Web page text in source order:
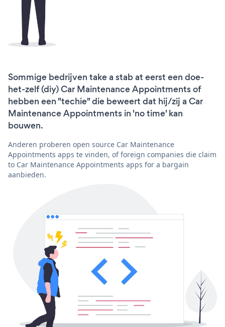
Sommige bedrijven take a stab at eerst een doe-
het-zelf (diy) Car Maintenance Appointments of
hebben een "techie" die beweert dat hij/zij a Car
Maintenance Appointments in 'no time' kan
bouwen.
Anderen proberen open source Car Maintenance
Appointments apps te vinden, of foreign companies die claim
to Car Maintenance Appointments apps for a bargain
aanbieden.